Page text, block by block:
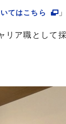
てはこちら
」
リア職として